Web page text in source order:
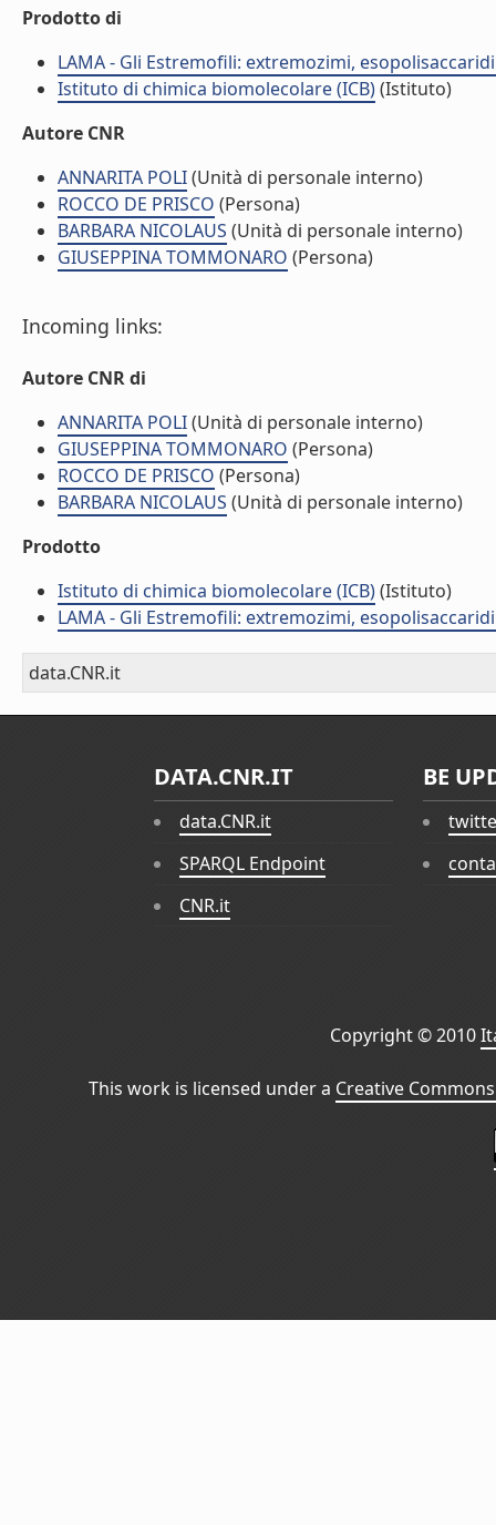
Prodotto di
LAMA - Gli Estremofili: extremozimi,
Istituto di chimica biomolecolare (ICB)(Istituto)
Autore CNR
ANNARITA POLI(Unità di personale interno)
ROCCO DE PRISCO (Persona)
BARBARA NICOLAUS (Unità di personale interno)
GIUSEPPINA TOMMONARO (Persona)
Incoming links:
Autore CNR di
ANNARITA POLI(Unità di personale interno)
GIUSEPPINA TOMMONARO (Persona)
ROCCO DE PRISCO (Persona)
BARBARA NICOLAUS (Unità di personale interno)
Prodotto
Istituto di chimica biomolecolare (ICB)(Istituto)
LAMA - Gli Estremofili: extremozimi,
data.CNR.it
DATA.CNR.IT
data.CNR.it
SPARQL Endpoint
CNR.it
BE
Copyright © 2010
This work is licensed under a Creative